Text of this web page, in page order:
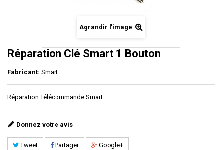
Agrandir l'image
Réparation Clé Smart 1 Bouton
Fabricant: Smart
Réparation Télécommande Smart
Donnez votre avis
Tweet Partager Google+